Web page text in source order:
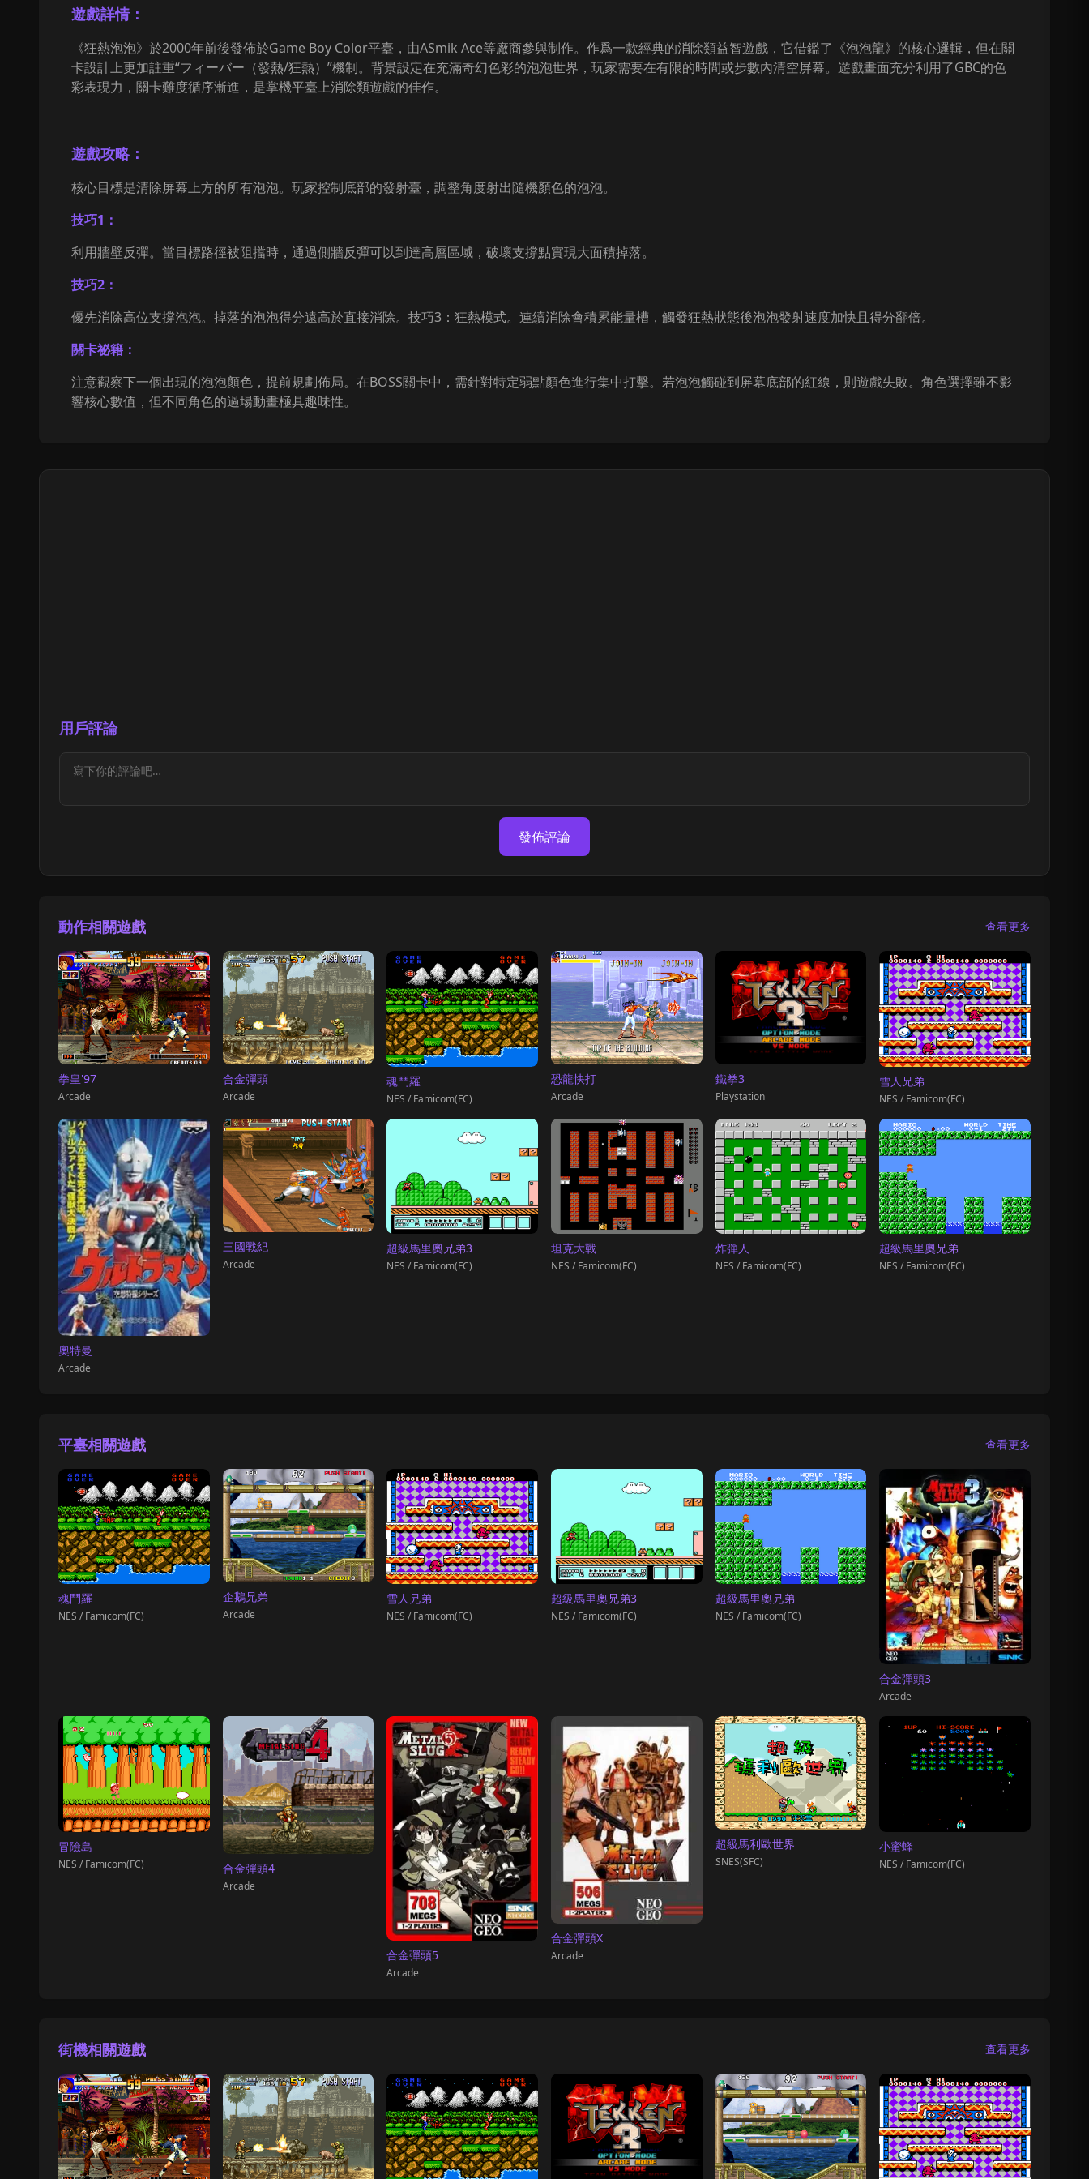
遊戲詳情：
《狂熱泡泡》於2000年前後發佈於Game Boy Color平臺，由ASmik Ace等廠商參與制作。作爲一款經典的消除類益智遊戲，它借鑑了《泡泡龍》的核心邏輯，但在關
卡設計上更加註重“フィーバー（發熱/狂熱）”機制。背景設定在充滿奇幻色彩的泡泡世界，玩家需要在有限的時間或步數內清空屏幕。遊戲畫面充分利用了GBC的色
彩表現力，關卡難度循序漸進，是掌機平臺上消除類遊戲的佳作。
遊戲攻略：
核心目標是清除屏幕上方的所有泡泡。玩家控制底部的發射臺，調整角度射出隨機顏色的泡泡。
技巧1：
利用牆壁反彈。當目標路徑被阻擋時，通過側牆反彈可以到達高層區域，破壞支撐點實現大面積掉落。
技巧2：
優先消除高位支撐泡泡。掉落的泡泡得分遠高於直接消除。技巧3：狂熱模式。連續消除會積累能量槽，觸發狂熱狀態後泡泡發射速度加快且得分翻倍。
關卡祕籍：
注意觀察下一個出現的泡泡顏色，提前規劃佈局。在BOSS關卡中，需針對特定弱點顏色進行集中打擊。若泡泡觸碰到屏幕底部的紅線，則遊戲失敗。角色選擇雖不影
響核心數值，但不同角色的過場動畫極具趣味性。
用戶評論
發佈評論
動作相關遊戲 查看更多
拳皇'97
Arcade
合金彈頭
Arcade
魂鬥羅
NES / Famicom(FC)
恐龍快打
Arcade
鐵拳3
Playstation
雪人兄弟
NES / Famicom(FC)
奧特曼
Arcade
三國戰紀
Arcade
超級馬里奧兄弟3
NES / Famicom(FC)
坦克大戰
NES / Famicom(FC)
炸彈人
NES / Famicom(FC)
超級馬里奧兄弟
NES / Famicom(FC)
平臺相關遊戲 查看更多
魂鬥羅
NES / Famicom(FC)
企鵝兄弟
Arcade
雪人兄弟
NES / Famicom(FC)
超級馬里奧兄弟3
NES / Famicom(FC)
超級馬里奧兄弟
NES / Famicom(FC)
合金彈頭3
Arcade
冒險島
NES / Famicom(FC) 合金彈頭4
Arcade
合金彈頭5
Arcade
合金彈頭X
Arcade
超級馬利歐世界
SNES(SFC)
小蜜蜂
NES / Famicom(FC)
街機相關遊戲 查看更多